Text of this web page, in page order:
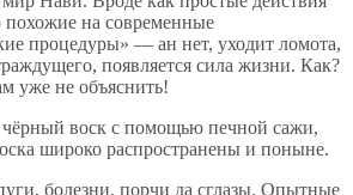
похожие на современные
процедуры» — ан нет, уходит ломота,
появляется сила жизни. Как?
уже не объяснить!
чёрный воск с помощью печной сажи,
широко распространены и поныне.
болезни, порчи да сглазы. Опытные